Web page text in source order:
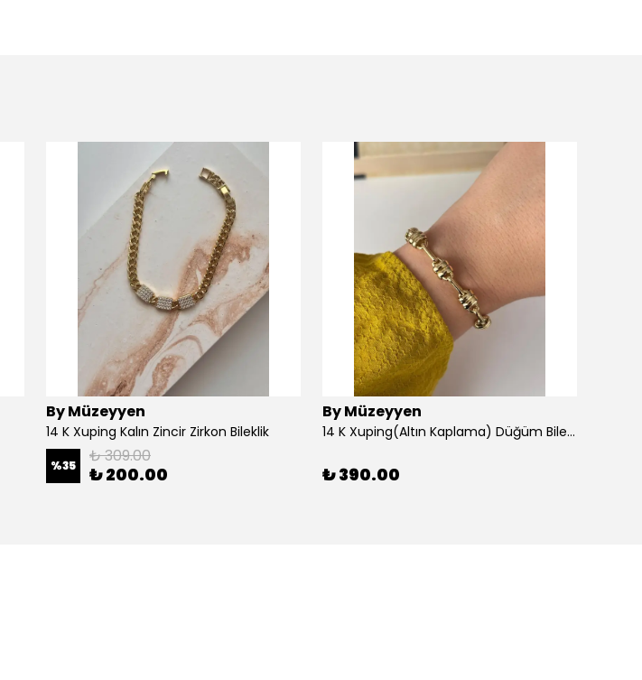
By Müzeyyen
14 K Xuping Kalın Zincir Zirkon Bileklik
%35 ₺ 309.00
₺ 200.00
By Müzeyyen
14 K Xuping(Altın Kaplama) Düğüm Bileklik
₺ 390.00